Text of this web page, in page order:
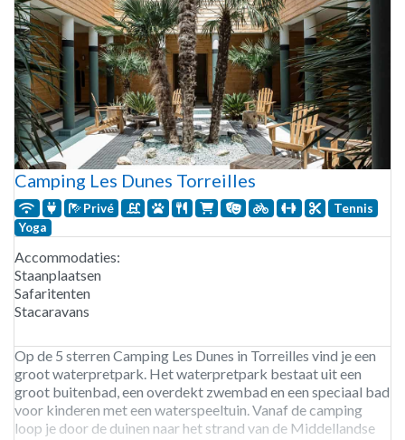
Camping Les Dunes Torreilles
Privé
Tennis
Yoga
Accommodaties:
Staanplaatsen
Safaritenten
Stacaravans
Op de 5 sterren Camping Les Dunes in Torreilles vind je een
groot waterpretpark. Het waterpretpark bestaat uit een
groot buitenbad, een overdekt zwembad en een speciaal bad
voor kinderen met een waterspeeltuin. Vanaf de camping
loop je door de duinen naar het strand van de Middellandse